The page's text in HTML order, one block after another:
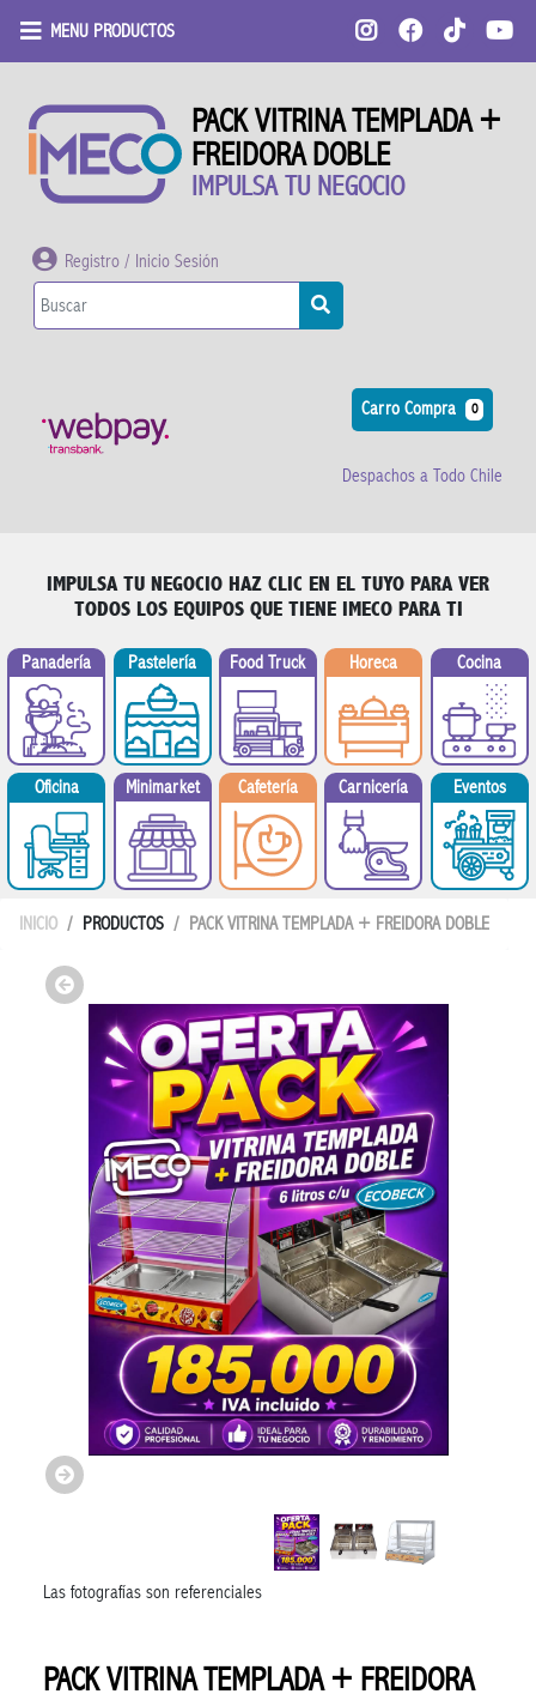
MENU PRODUCTOS
PACK VITRINA TEMPLADA +
FREIDORA DOBLE
IMPULSA TU NEGOCIO
Registro / Inicio Sesión
Carro Compra 0
Despachos a Todo Chile
IMPULSA TU NEGOCIO HAZ CLIC EN EL TUYO PARA VER
TODOS LOS EQUIPOS QUE TIENE IMECO PARA TI
Panadería Pastelería Food Truck Horeca Cocina
Oficina Minimarket Cafetería Carnicería Eventos
INICIO PRODUCTOS PACK VITRINA TEMPLADA + FREIDORA DOBLE
Las fotografías son referenciales
PACK VITRINA TEMPLADA + FREIDORA